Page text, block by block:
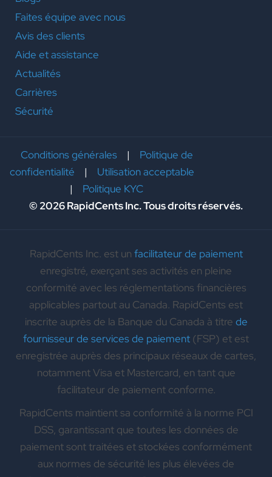
Faites équipe avec nous
Avis des clients
Aide et assistance
Actualités
Carrières
Sécurité
Conditions générales| Politique de
confidentialité | Utilisation acceptable
| Politique KYC
© 2026 RapidCents Inc. Tous droits réservés.
RapidCents Inc. est un facilitateur de paiement
enregistré, exerçant ses activités en pleine
conformité avec les réglementations financières
applicables partout au Canada. RapidCents est
inscrite auprès de la Banque du Canada à titre de
fournisseur de services de paiement (FSP) et est
enregistrée auprès des principaux réseaux de cartes,
notamment Visa et Mastercard, en tant que
facilitateur de paiement conforme.
RapidCents maintient sa conformité à la norme PCI
DSS, garantissant que toutes les données de
paiement sont traitées et stockées conformément
aux normes de sécurité les plus élevées de